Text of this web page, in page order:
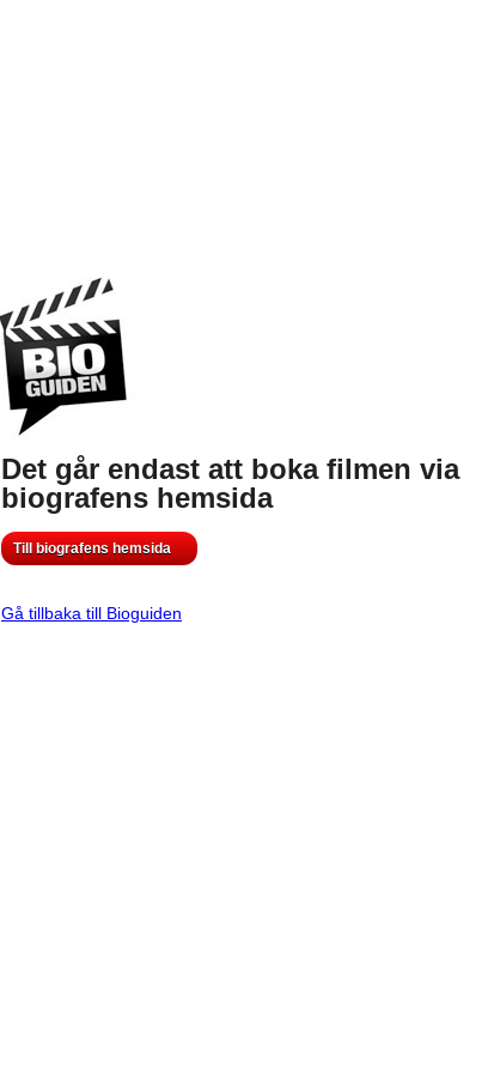
Det går endast att boka filmen via
biografens hemsida
Till biografens hemsida
Gå tillbaka till Bioguiden